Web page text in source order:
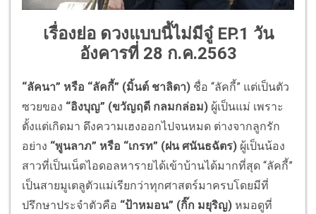
เรื่องย่อ ดวงแบบนี้ไม่มีจู๋ EP.1 วัน
อังคารที่ 28 ก.ค.2563
“ลัคนา” หรือ “ลัคกี้” (มิ้นต์ ชาลิดา) ชื่อ “ลัคกี้” แต่เป็นตัว
ซวยของ “อิงบุญ” (ขวัญฤดี กลมกล่อม) ผู้เป็นแม่ เพราะ
ตั้งแต่เกิดมา ดึงความเฮงออกไปจนหมด ต่างจากลูกรัก
อย่าง “พูนลาภ” หรือ “เกรท” (ฝน ศนันธฉัตร) ผู้เป็นน้อง
สาวที่เป็นเน็ตไอดอลหารายได้เข้าบ้านได้มากที่สุด “ลัคกี้”
เป็นสายมูเตลูตัวแม่เรียกว่าทุกศาสตร์มาครบโดยมีที่
ปรึกษาประจำตัวคือ “ป้าหมอน” (กิ๊ก มยุริญ) หมอดูที่